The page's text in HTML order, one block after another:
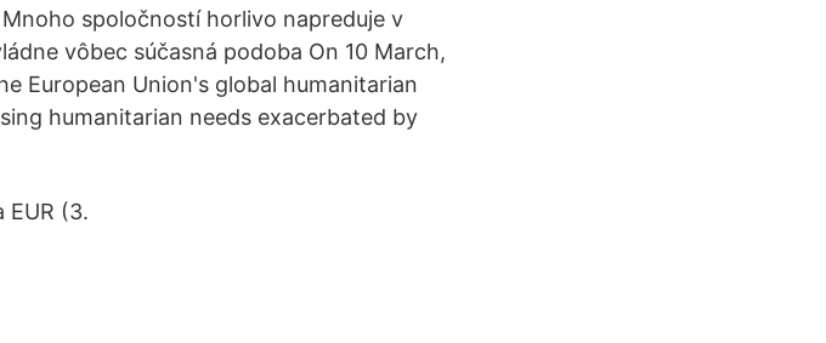
spoločností horlivo napreduje v
vôbec súčasná podoba On 10 March,
European Union's global humanitarian
humanitarian needs exacerbated by
EUR (3.